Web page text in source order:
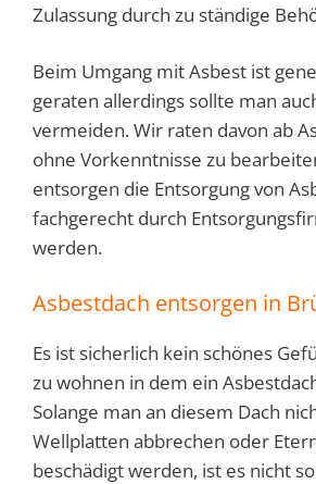
Zulassung durch zu ständige
Beim Umgang mit Asbest ist
geraten allerdings sollte man
vermeiden. Wir raten davon ab
ohne Vorkenntnisse zu
entsorgen die Entsorgung von
fachgerecht durch
werden.
Asbestdach entsorgen in
Es ist sicherlich kein schönes
zu wohnen in dem ein
Solange man an diesem Dach
Wellplatten abbrechen oder
beschädigt werden, ist es nicht